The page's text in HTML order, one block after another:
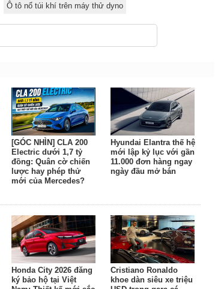
Ô tô nổ túi khí trên máy thử dyno
[GÓC NHÌN] CLA 200
Electric dưới 1,7 tỷ
đồng: Quân cờ chiến
lược hay phép thử
mới của Mercedes?
Hyundai Elantra thế hệ
mới lập kỷ lục với gần
11.000 đơn hàng ngay
ngày đầu mở bán
Honda City 2026 đăng
ký bảo hộ tại Việt
Cristiano Ronaldo
khoe dàn siêu xe triệu